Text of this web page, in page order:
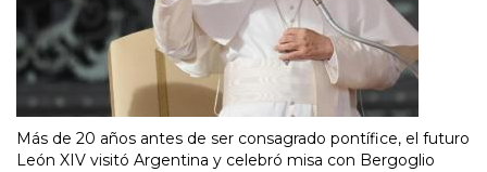
Más de 20 años antes de ser consagrado pontífice, el futuro
León XIV visitó Argentina y celebró misa con Bergoglio